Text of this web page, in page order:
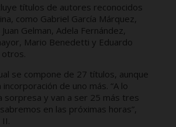
títulos de autores reconocidos
como Gabriel García Márquez,
Gelman, Adela Fernández,
Mario Benedetti y Eduardo
se compone de 27 títulos, aunque
incorporación de uno más. “A lo
sorpresa y van a ser 25 más tres
en las próximas horas”,